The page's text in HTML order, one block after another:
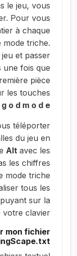
le jeu, vous
Pour vous
à chaque
triche.
et passer
une fois que
pièce
les touches
g o d m o d e
téléporter
du jeu en
Alt avec les
les chiffres
mode triche
tous les
sur la
clavier.
mon fichier